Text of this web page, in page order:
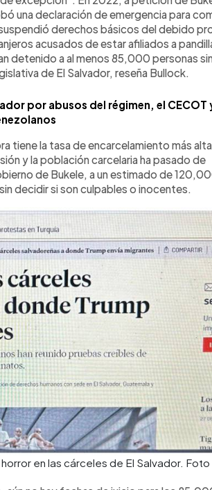
una declaración de emergencia para
derechos básicos del debido
acusados de estar afiliados a
detenido a al menos 85,000 personas
de El Salvador, reseña Bullock.
por abusos del régimen, el CECOT
tiene la tasa de encarcelamiento más
y la población carcelaria ha pasado de
de Bukele, a un estimado de
decidir si son culpables o inocentes.
en las cárceles de El Salvador. Foto